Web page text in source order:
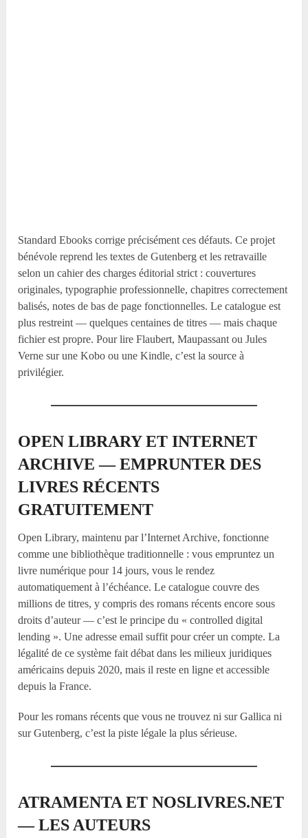
Standard Ebooks corrige précisément ces défauts. Ce projet
bénévole reprend les textes de Gutenberg et les retravaille
selon un cahier des charges éditorial strict : couvertures
originales, typographie professionnelle, chapitres correctement
balisés, notes de bas de page fonctionnelles. Le catalogue est
plus restreint — quelques centaines de titres — mais chaque
fichier est propre. Pour lire Flaubert, Maupassant ou Jules
Verne sur une Kobo ou une Kindle, c’est la source à
privilégier.
OPEN LIBRARY ET INTERNET
ARCHIVE — EMPRUNTER DES
LIVRES RÉCENTS
GRATUITEMENT
Open Library, maintenu par l’Internet Archive, fonctionne
comme une bibliothèque traditionnelle : vous empruntez un
livre numérique pour 14 jours, vous le rendez
automatiquement à l’échéance. Le catalogue couvre des
millions de titres, y compris des romans récents encore sous
droits d’auteur — c’est le principe du « controlled digital
lending ». Une adresse email suffit pour créer un compte. La
légalité de ce système fait débat dans les milieux juridiques
américains depuis 2020, mais il reste en ligne et accessible
depuis la France.
Pour les romans récents que vous ne trouvez ni sur Gallica ni
sur Gutenberg, c’est la piste légale la plus sérieuse.
ATRAMENTA ET NOSLIVRES.NET
— LES AUTEURS